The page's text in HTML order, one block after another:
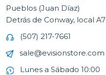
Pueblos (Juan Díaz)
Detrás de Conway, local A7
(507) 217-7661
sale@evisionstore.com
Lunes a Sábado 10:00